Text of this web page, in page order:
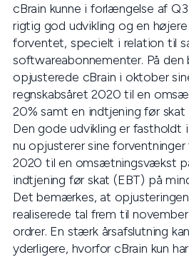
cBrain kunne i forlængelse af
rigtig god udvikling og en
forventet, specielt i relation til
softwareabonnementer. På den
opjusterede cBrain i oktober
regnskabsåret 2020 til en
20% samt en indtjening før skat
Den gode udvikling er fastholdt
nu opjusterer sine forventninger
2020 til en omsætningsvækst
indtjening før skat (EBT) på
Det bemærkes, at
realiserede tal frem til
ordrer. En stærk årsafslutning
yderligere, hvorfor cBrain kun